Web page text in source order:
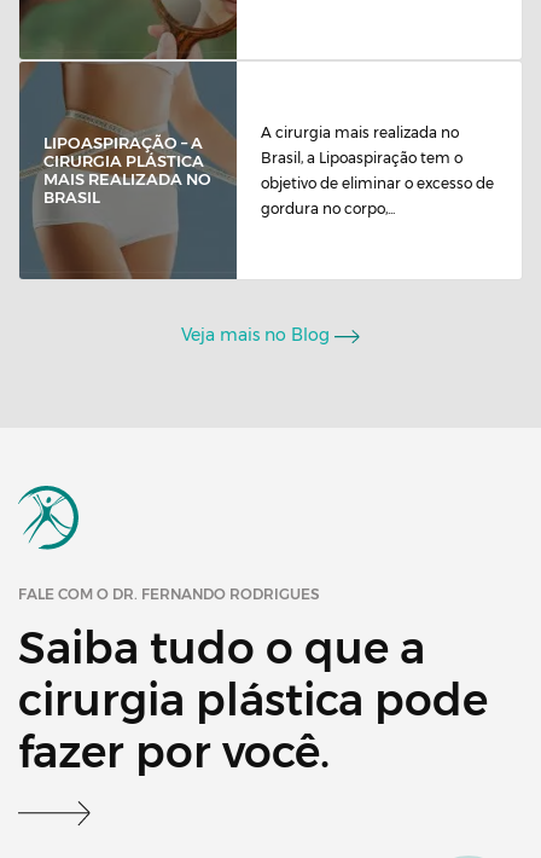
LIPOASPIRAÇÃO – A
CIRURGIA PLÁSTICA
MAIS REALIZADA NO
BRASIL
A cirurgia mais realizada no
Brasil, a Lipoaspiração tem o
objetivo de eliminar o excesso de
gordura no corpo,...
Veja mais no Blog
FALE COM O DR. FERNANDO RODRIGUES
Saiba tudo o que a
cirurgia plástica pode
fazer por você.